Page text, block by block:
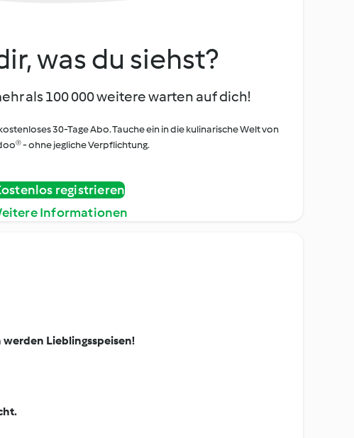
was du siehst?
als 100 000 weitere warten auf dich!
30-Tage Abo. Tauche ein in die kulinarische Welt von
- ohne jegliche Verpflichtung.
registrieren
Informationen
Lieblingsspeisen!